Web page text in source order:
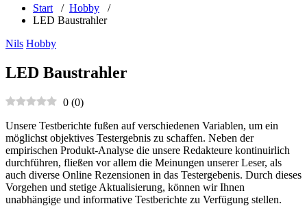
Start / Hobby /
LED Baustrahler
Nils Hobby
LED Baustrahler
0 (0)
Unsere Testberichte fußen auf verschiedenen Variablen, um ein
möglichst objektives Testergebnis zu schaffen. Neben der
empirischen Produkt-Analyse die unsere Redakteure kontinuirlich
durchführen, fließen vor allem die Meinungen unserer Leser, als
auch diverse Online Rezensionen in das Testergebenis. Durch dieses
Vorgehen und stetige Aktualisierung, können wir Ihnen
unabhängige und informative Testberichte zu Verfügung stellen.